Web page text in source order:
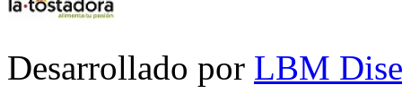
Desarrollado por LBM